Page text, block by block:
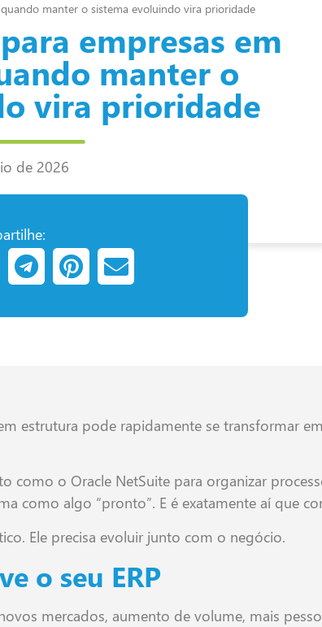
manter o sistema evoluindo vira prioridade
empresas em
manter o
vira prioridade
de 2026
estrutura pode rapidamente se transformar em
como o Oracle NetSuite para organizar
como algo “pronto”. E é exatamente aí que
Ele precisa evoluir junto com o negócio.
o seu ERP
mercados, aumento de volume, mais